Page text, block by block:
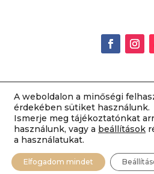
Rimóczi-Art Csokoládé és
2022 Minden jog
Adatvédelem
A weboldalon a minőségi
érdekében sütiket használunk.
Ismerje meg tájékoztatónkat
használunk, vagy a beállítások
a használatukat.
Elfogadom mindet